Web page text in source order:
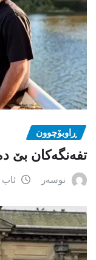
ڕاوبۆچوون
تفەنگەکان بێ
نوسەر ئاب 5, 2026